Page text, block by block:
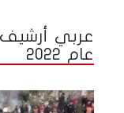
عربي أرشيف
عام 2022